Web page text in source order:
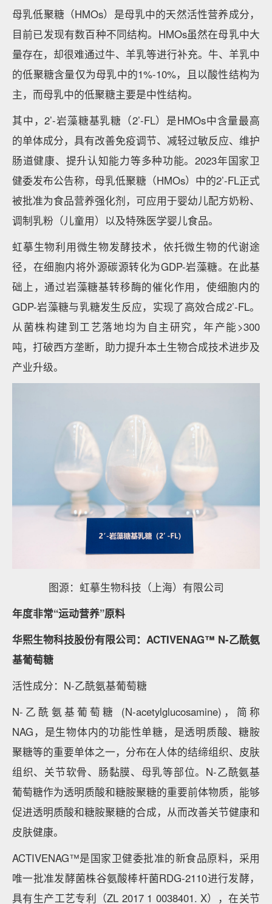
母乳低聚糖（HMOs）是母乳中的天然活性营养成分，
目前已发现有数百种不同结构。HMOs虽然在母乳中大
量存在，却很难通过牛、羊乳等进行补充。牛、羊乳中
的低聚糖含量仅为母乳中的1%-10%，且以酸性结构为
主，而母乳中的低聚糖主要是中性结构。
其中，2’-岩藻糖基乳糖（2’-FL）是HMOs中含量最高
的单体成分，具有改善免疫调节、减轻过敏反应、维护
肠道健康、提升认知能力等多种功能。2023年国家卫
健委发布公告称，母乳低聚糖（HMOs）中的2’-FL正式
被批准为食品营养强化剂，可应用于婴幼儿配方奶粉、
调制乳粉（儿童用）以及特殊医学婴儿食品。
虹摹生物利用微生物发酵技术，依托微生物的代谢途
径，在细胞内将外源碳源转化为GDP-岩藻糖。在此基
础上，通过岩藻糖基转移酶的催化作用，使细胞内的
GDP-岩藻糖与乳糖发生反应，实现了高效合成2’-FL。
从菌株构建到工艺落地均为自主研究，年产能>300
吨，打破西方垄断，助力提升本土生物合成技术进步及
产业升级。
图源：虹摹生物科技（上海）有限公司
年度非常“运动营养”原料
华熙生物科技股份有限公司：ACTIVENAG™ N-乙酰氨
基葡萄糖
活性成分：N-乙酰氨基葡萄糖
N-乙酰氨基葡萄糖 (N-acetylglucosamine)，简称
NAG，是生物体内的功能性单糖，是透明质酸、糖胺
聚糖等的重要单体之一，分布在人体的结缔组织、皮肤
组织、关节软骨、肠黏膜、母乳等部位。N-乙酰氨基
葡萄糖作为透明质酸和糖胺聚糖的重要前体物质，能够
促进透明质酸和糖胺聚糖的合成，从而改善关节健康和
皮肤健康。
ACTIVENAG™是国家卫健委批准的新食品原料，采用
唯一批准发酵菌株谷氨酸棒杆菌RDG-2110进行发酵，
具有生产工艺专利（ZL 2017 1 0038401. X），在关节